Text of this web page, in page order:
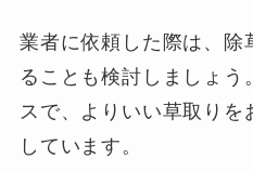
業者に依頼した際は、除
ることも検討しましょう
スで、よりいい草取りを
しています。